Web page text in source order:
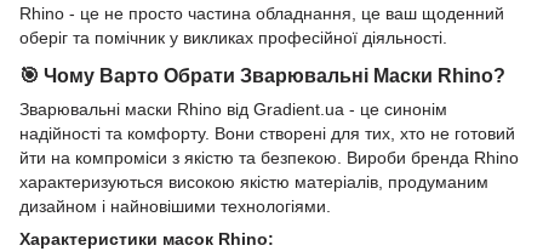
Rhino - це не просто частина обладнання, це ваш щоденний
оберіг та помічник у викликах професійної діяльності.
🎯 Чому Варто Обрати Зварювальні Маски Rhino?
Зварювальні маски Rhino від Gradient.ua - це синонім
надійності та комфорту. Вони створені для тих, хто не готовий
йти на компроміси з якістю та безпекою. Вироби бренда Rhino
характеризуються високою якістю матеріалів, продуманим
дизайном і найновішими технологіями.
Характеристики масок Rhino: